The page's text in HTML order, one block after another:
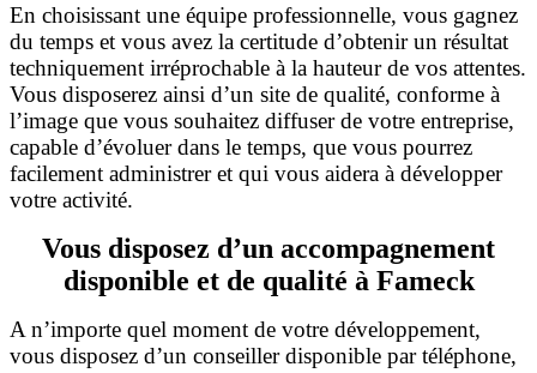
En choisissant une équipe professionnelle, vous gagnez
du temps et vous avez la certitude d’obtenir un résultat
techniquement irréprochable à la hauteur de vos attentes.
Vous disposerez ainsi d’un site de qualité, conforme à
l’image que vous souhaitez diffuser de votre entreprise,
capable d’évoluer dans le temps, que vous pourrez
facilement administrer et qui vous aidera à développer
votre activité.
Vous disposez d’un accompagnement
disponible et de qualité à Fameck
A n’importe quel moment de votre développement,
vous disposez d’un conseiller disponible par téléphone,